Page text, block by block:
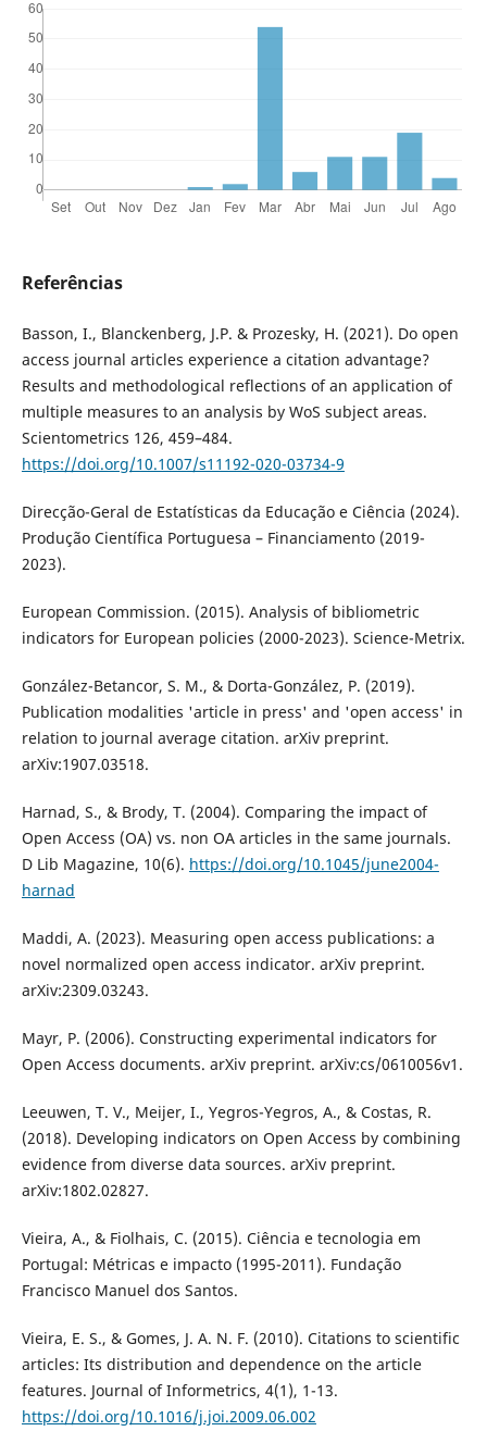
Referências
Basson, I., Blanckenberg, J.P. & Prozesky, H. (2021). Do open
access journal articles experience a citation advantage?
Results and methodological reflections of an application of
multiple measures to an analysis by WoS subject areas.
Scientometrics 126, 459–484.
https://doi.org/10.1007/s11192-020-03734-9
Direcção-Geral de Estatísticas da Educação e Ciência (2024).
Produção Científica Portuguesa – Financiamento (2019-
2023).
European Commission. (2015). Analysis of bibliometric
indicators for European policies (2000-2023). Science-Metrix.
González-Betancor, S. M., & Dorta-González, P. (2019).
Publication modalities 'article in press' and 'open access' in
relation to journal average citation. arXiv preprint.
arXiv:1907.03518.
Harnad, S., & Brody, T. (2004). Comparing the impact of
Open Access (OA) vs. non OA articles in the same journals.
D Lib Magazine, 10(6). https://doi.org/10.1045/june2004-
harnad
Maddi, A. (2023). Measuring open access publications: a
novel normalized open access indicator. arXiv preprint.
arXiv:2309.03243.
Mayr, P. (2006). Constructing experimental indicators for
Open Access documents. arXiv preprint. arXiv:cs/0610056v1.
Leeuwen, T. V., Meijer, I., Yegros-Yegros, A., & Costas, R.
(2018). Developing indicators on Open Access by combining
evidence from diverse data sources. arXiv preprint.
arXiv:1802.02827.
Vieira, A., & Fiolhais, C. (2015). Ciência e tecnologia em
Portugal: Métricas e impacto (1995-2011). Fundação
Francisco Manuel dos Santos.
Vieira, E. S., & Gomes, J. A. N. F. (2010). Citations to scientific
articles: Its distribution and dependence on the article
features. Journal of Informetrics, 4(1), 1-13.
https://doi.org/10.1016/j.joi.2009.06.002